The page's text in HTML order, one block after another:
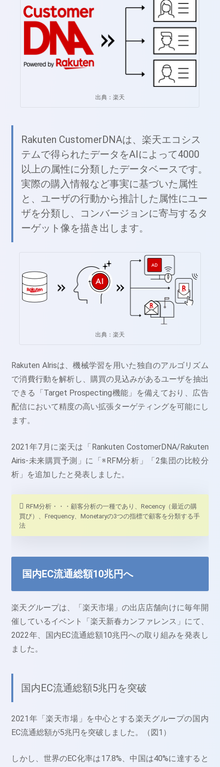
出典：楽天
Rakuten CustomerDNAは、楽天エコシス
テムで得られたデータをAIによって4000
以上の属性に分類したデータベースです。
実際の購入情報など事実に基づいた属性
と、ユーザの行動から推計した属性にユー
ザを分類し、コンバージョンに寄与するタ
ーゲット像を描き出します。
出典：楽天
Rakuten Alrisは、機械学習を用いた独自のアルゴリズム
で消費行動を解析し、購買の見込みがあるユーザを抽出
できる「Target Prospecting機能」を備えており、広告
配信において精度の高い拡張ターゲティングを可能にし
ます。
2021年7月に楽天は「Rankuten CostomerDNA/Rakuten
Airis-未来購買予測」に「※RFM分析」「2集団の比較分
析」を追加したと発表しました。
RFM分析・・・ 顧客分析の一種であり、Recency（最近の購
買び）、Frequency、Monetaryの3つの指標で顧客を分類する手
法
国内EC流通総額10兆円へ
楽天グループは、「楽天市場」の出店店舗向けに毎年開
催しているイベント「楽天新春カンファレンス」にて、
2022年、国内EC流通総額10兆円への取り組みを発表し
ました。
国内EC流通総額5兆円を突破
2021年「楽天市場」を中心とする楽天グループの国内
EC流通総額が5兆円を突破しました。（図1）
しかし、世界のEC化率は17.8%、中国は40%に達すると